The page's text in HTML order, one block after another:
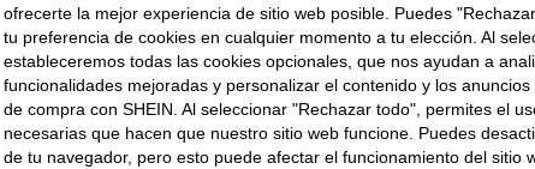
ofrecerte la mejor experiencia de sitio web posible. Puedes
tu preferencia de cookies en cualquier momento a tu elección. Al
estableceremos todas las cookies opcionales, que nos ayudan a
funcionalidades mejoradas y personalizar el contenido y los
de compra con SHEIN. Al seleccionar "Rechazar todo", permites el
necesarias que hacen que nuestro sitio web funcione. Puedes
de tu navegador, pero esto puede afectar el funcionamiento del sitio